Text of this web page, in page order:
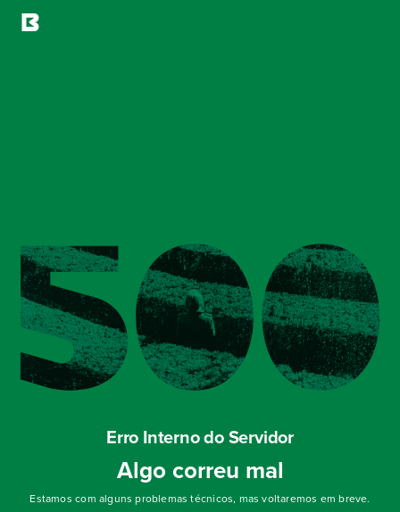
Erro Interno do Servidor
Algo correu mal
Estamos com alguns problemas técnicos, mas voltaremos em breve.